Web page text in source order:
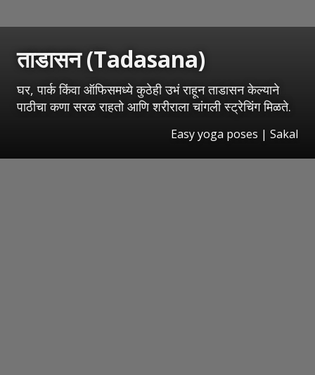
ताडासन (Tadasana)
घर, पार्क किंवा ऑफिसमध्ये कुठेही उभं राहून ताडासन केल्याने
पाठीचा कणा सरळ राहतो आणि शरीराला चांगली स्ट्रेचिंग मिळते.
Easy yoga poses | Sakal